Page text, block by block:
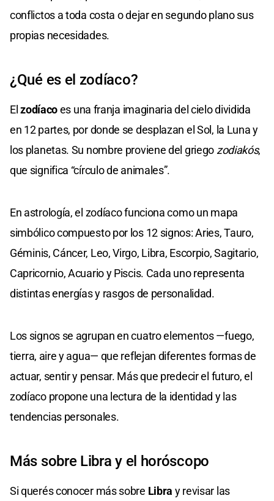
conflictos a toda costa o dejar en segundo plano sus
propias necesidades.
¿Qué es el zodíaco?
Elzodíacoes una franja imaginaria del cielo dividida
en 12 partes, por donde se desplazan el Sol, la Luna y
los planetas. Su nombre proviene del griego zodiakós,
que significa “círculo de animales”.
En astrología, el zodíaco funciona como un mapa
simbólico compuesto por los 12 signos: Aries, Tauro,
Géminis, Cáncer, Leo, Virgo, Libra, Escorpio, Sagitario,
Capricornio, Acuario y Piscis. Cada uno representa
distintas energías y rasgos de personalidad.
Los signos se agrupan en cuatro elementos —fuego,
tierra, aire y agua— que reflejan diferentes formas de
actuar, sentir y pensar. Más que predecir el futuro, el
zodíaco propone una lectura de la identidad y las
tendencias personales.
Más sobre Libra y el horóscopo
Si querés conocer más sobre Libra y revisar las